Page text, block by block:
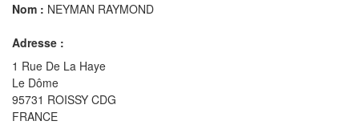
Nom : NEYMAN RAYMOND
Adresse :
1 Rue De La Haye
Le Dôme
95731 ROISSY CDG
FRANCE